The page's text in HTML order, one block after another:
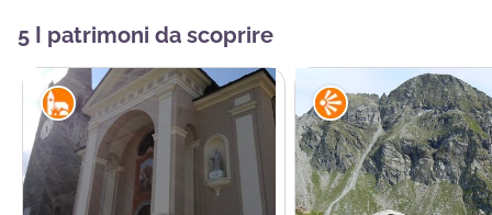
5 I patrimoni da scoprire